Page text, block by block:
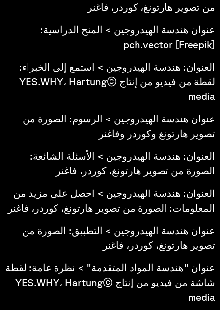
من تصوير هارتونغ، كوردر، فاغنر
عنوان هندسة الهيدروجين > المنح الدراسية:
pch.vector [Freepik]
العنوان: هندسة الهيدروجين > استمع إلى الخبراء:
لقطة من فيديو من إنتاج ©YES.WHY، Hartung
media
عنوان هندسة الهيدروجين > الرسوم: الصورة من
تصوير هارتونغ وكوردر وفاغنر
العنوان: هندسة الهيدروجين > الأسئلة الشائعة:
الصورة من تصوير هارتونغ، كوردر، فاغنر
العنوان: هندسة الهيدروجين > احصل على مزيد من
المعلومات: الصورة من تصوير هارتونغ، كوردر، فاغنر
عنوان هندسة الهيدروجين > التطبيق: الصورة من
تصوير هارتونغ، كوردر، فاغنر
عنوان "هندسة المواد المتقدمة" > نظرة عامة: لقطة
شاشة من فيديو من إنتاج ©YES.WHY، Hartung
media